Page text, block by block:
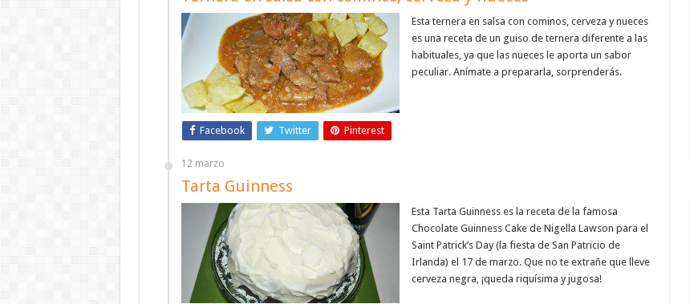
Esta ternera en salsa con cominos, cerveza y nueces
es una receta de un guiso de ternera diferente a las
habituales, ya que las nueces le aporta un sabor
peculiar. Anímate a prepararla, sorprenderás.
Facebook Twitter Pinterest
12 marzo
Tarta Guinness
Esta Tarta Guinness es la receta de la famosa
Chocolate Guinness Cake de Nigella Lawson para el
Saint Patrick’s Day (la fiesta de San Patricio de
Irlanda) el 17 de marzo. Que no te extrañe que lleve
cerveza negra, ¡queda riquísima y jugosa!